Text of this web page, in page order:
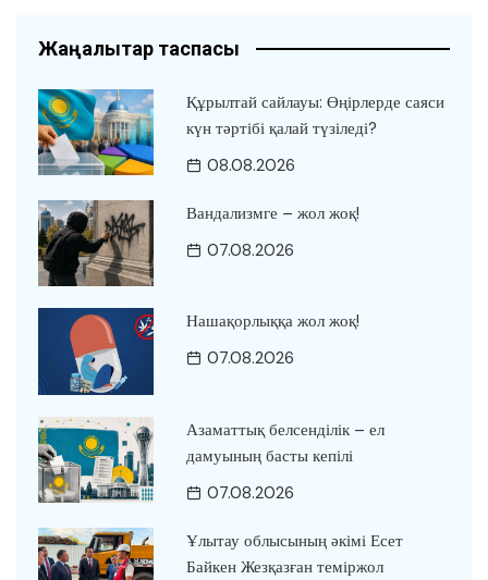
Жаңалықтар таспасы
Құрылтай сайлауы: Өңірлерде саяси
күн тәртібі қалай түзіледі?
08.08.2026
Вандализмге – жол жоқ!
07.08.2026
Нашақорлыққа жол жоқ!
07.08.2026
Азаматтық белсенділік – ел
дамуының басты кепілі
07.08.2026
Ұлытау облысының әкімі Есет
Байкен Жезқазған теміржол